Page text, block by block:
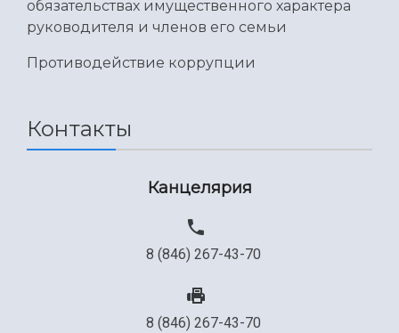
обязательствах имущественного характера
руководителя и членов его семьи
Противодействие коррупции
Контакты
Канцелярия
8 (846) 267-43-70
8 (846) 267-43-70